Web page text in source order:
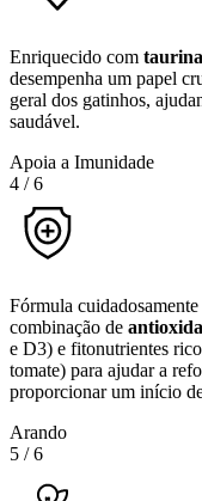
Enriquecido com taurina
desempenha um papel
geral dos gatinhos,
saudável.
Apoia a Imunidade
4 /6
Fórmula
combinação de
e D3) e fitonutrientes
tomate) para ajudar a
proporcionar um início
Arando
5 /6